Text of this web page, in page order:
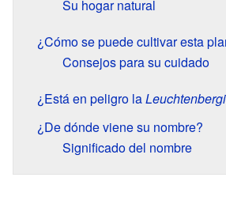
Su hogar natural
¿Cómo se puede cultivar esta
Consejos para su cuidado
¿Está en peligro la
¿De dónde viene su nombre?
Significado del nombre